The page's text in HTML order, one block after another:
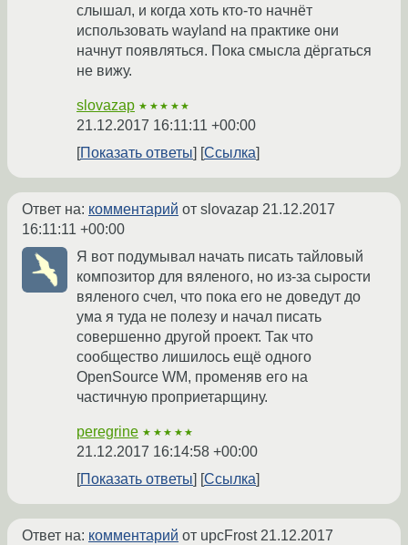
слышал, и когда хоть кто-то начнёт
использовать wayland на практике они
начнут появляться. Пока смысла дёргаться
не вижу.
slovazap ★★★★★
21.12.2017 16:11:11 +00:00
Показать ответы
Ссылка
Ответ на: комментарий от slovazap 21.12.2017
16:11:11 +00:00
Я вот подумывал начать писать тайловый
композитор для вяленого, но из-за сырости
вяленого счел, что пока его не доведут до
ума я туда не полезу и начал писать
совершенно другой проект. Так что
сообщество лишилось ещё одного
OpenSource WM, променяв его на
частичную проприетарщину.
peregrine ★★★★★
21.12.2017 16:14:58 +00:00
Показать ответы
Ссылка
Ответ на: комментарий от upcFrost21.12.2017